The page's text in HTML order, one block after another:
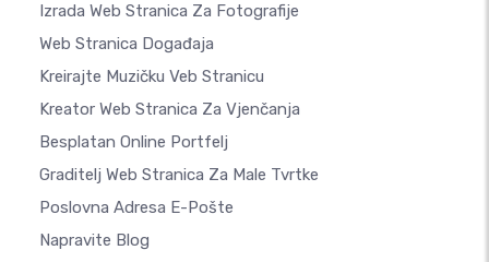
Izrada Web Stranica Za Fotografije
Web Stranica Događaja
Kreirajte Muzičku Veb Stranicu
Kreator Web Stranica Za Vjenčanja
Besplatan Online Portfelj
Graditelj Web Stranica Za Male Tvrtke
Poslovna Adresa E-Pošte
Napravite Blog